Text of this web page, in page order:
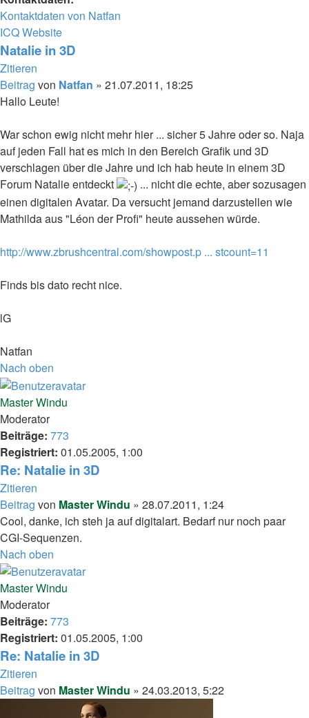
Kontaktdaten von Natfan
ICQWebsite
Natalie in 3D
Zitieren
Beitrag von Natfan » 21.07.2011, 18:25
Hallo Leute!
War schon ewig nicht mehr hier ... sicher 5 Jahre oder so. Naja
auf jeden Fall hat es mich in den Bereich Grafik und 3D
verschlagen über die Jahre und ich hab heute in einem 3D
Forum Natalie entdeckt
... nicht die echte, aber sozusagen
einen digitalen Avatar. Da versucht jemand darzustellen wie
Mathilda aus "Léon der Profi" heute aussehen würde.
http://www.zbrushcentral.com/showpost.p ... stcount=11
Finds bis dato recht nice.
lG
Natfan
Nach oben
Master Windu
Moderator
Beiträge: 773
Registriert: 01.05.2005, 1:00
Re: Natalie in 3D
Zitieren
Beitrag von Master Windu » 28.07.2011, 1:24
Cool, danke, ich steh ja auf digitalart. Bedarf nur noch paar
CGI-Sequenzen.
Nach oben
Master Windu
Moderator
Beiträge: 773
Registriert: 01.05.2005, 1:00
Re: Natalie in 3D
Zitieren
Beitrag von Master Windu » 24.03.2013, 5:22